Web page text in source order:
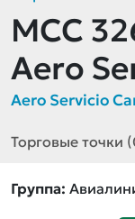
MCC
Aero
Aero Servicio
Торговые точки
Группа: